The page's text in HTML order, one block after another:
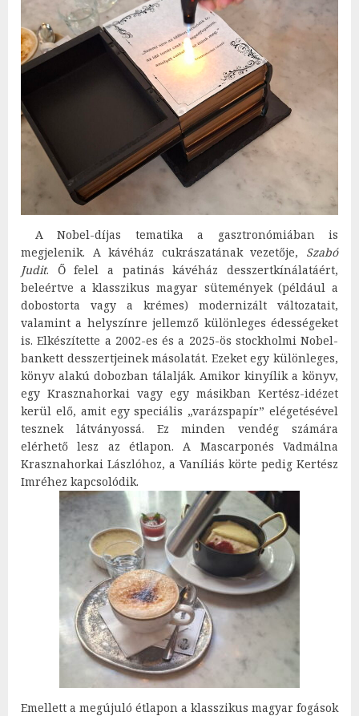
A Nobel-díjas tematika a gasztronómiában is
megjelenik. A kávéház cukrászatának vezetője, Szabó
Judit. Ő felel a patinás kávéház desszertkínálatáért,
beleértve a klasszikus magyar sütemények (például a
dobostorta vagy a krémes) modernizált változatait,
valamint a helyszínre jellemző különleges édességeket
is. Elkészítette a 2002-es és a 2025-ös stockholmi Nobel-
bankett desszertjeinek másolatát. Ezeket egy különleges,
könyv alakú dobozban tálalják. Amikor kinyílik a könyv,
egy Krasznahorkai vagy egy másikban Kertész-idézet
kerül elő, amit egy speciális „varázspapír” elégetésével
tesznek látványossá. Ez minden vendég számára
elérhető lesz az étlapon. A Mascarponés Vadmálna
Krasznahorkai Lászlóhoz, a Vaníliás körte pedig Kertész
Imréhez kapcsolódik.
Emellett a megújuló étlapon a klasszikus magyar fogások